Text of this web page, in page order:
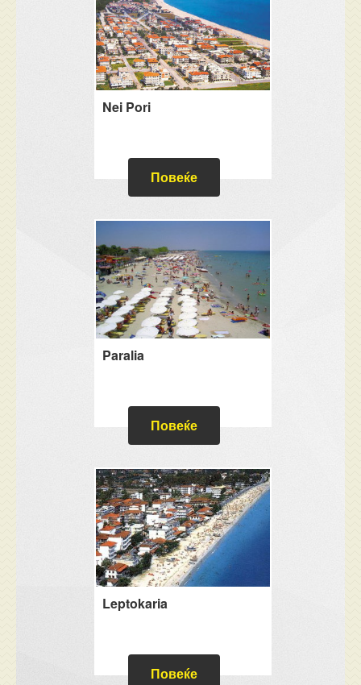
Nei Pori
Повеќе
Paralia
Повеќе
Leptokaria
Повеќе